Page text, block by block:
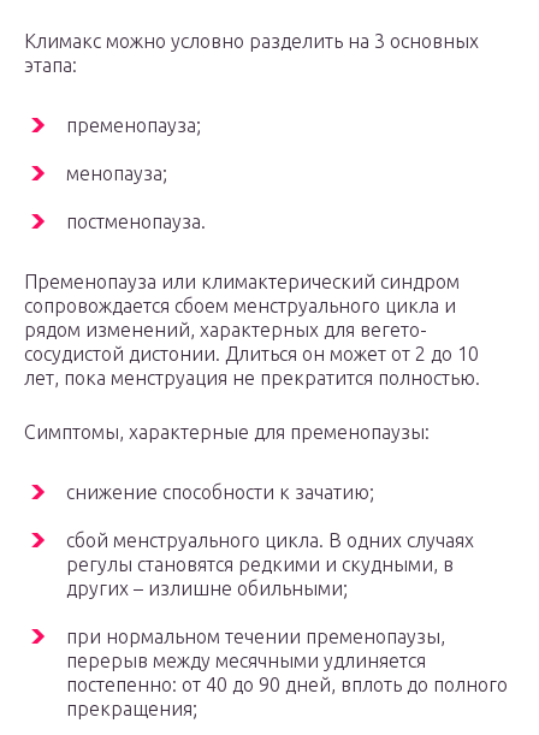
Климакс можно условно разделить на 3 основных
этапа:
пременопауза;
менопауза;
постменопауза.
Пременопауза или климактерический синдром
сопровождается сбоем менструального цикла и
рядом изменений, характерных для вегето-
сосудистой дистонии. Длиться он может от 2 до 10
лет, пока менструация не прекратится полностью.
Симптомы, характерные для пременопаузы:
снижение способности к зачатию;
сбой менструального цикла. В одних случаях
регулы становятся редкими и скудными, в
других – излишне обильными;
при нормальном течении пременопаузы,
перерыв между месячными удлиняется
постепенно: от 40 до 90 дней, вплоть до полного
прекращения;